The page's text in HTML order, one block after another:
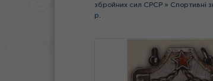
збройних сил СРСР » Спортивні
р.